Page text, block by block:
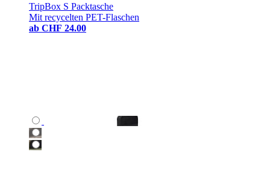
TripBox S Packtasche
Mit recycelten PET-Flaschen
ab CHF 24.00